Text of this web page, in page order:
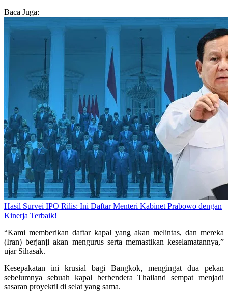
Baca Juga:
Hasil Survei IPO Rilis: Ini Daftar Menteri Kabinet Prabowo dengan
Kinerja Terbaik!
“Kami memberikan daftar kapal yang akan melintas, dan mereka
(Iran) berjanji akan mengurus serta memastikan keselamatannya,”
ujar Sihasak.
Kesepakatan ini krusial bagi Bangkok, mengingat dua pekan
sebelumnya sebuah kapal berbendera Thailand sempat menjadi
sasaran proyektil di selat yang sama.